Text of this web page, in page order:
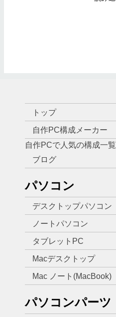
トップ
自作PC構成メーカー
自作PCで人気の構成一覧
ブログ
パソコン
デスクトップパソコン
ノートパソコン
タブレットPC
Macデスクトップ
Mac ノート(MacBook)
パソコンパーツ